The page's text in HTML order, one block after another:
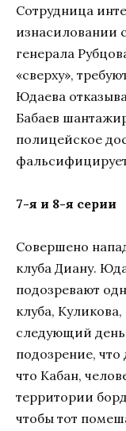
Сотрудница
изнасиловании
генерала
«сверху»,
Юдаева
Бабаев
полицейское
7-я и 8-я серии
Совершено
клуба Диану.
подозревают
клуба,
следующий день
подозрение, что
что Кабан,
территории
чтобы тот